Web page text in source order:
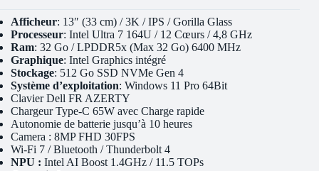
Afficheur: 13″ (33 cm) / 3K / IPS / Gorilla Glass
Processeur: Intel Ultra 7 164U / 12 Cœurs / 4,8 GHz
Ram: 32 Go / LPDDR5x (Max 32 Go) 6400 MHz
Graphique: Intel Graphics intégré
Stockage: 512 Go SSD NVMe Gen 4
Système d’exploitation: Windows 11 Pro 64Bit
Clavier Dell FR AZERTY
Chargeur Type-C 65W avec Charge rapide
Autonomie de batterie jusqu’à 10 heures
Camera : 8MP FHD 30FPS
Wi-Fi 7 / Bluetooth / Thunderbolt 4
NPU : Intel AI Boost 1.4GHz / 11.5 TOPs